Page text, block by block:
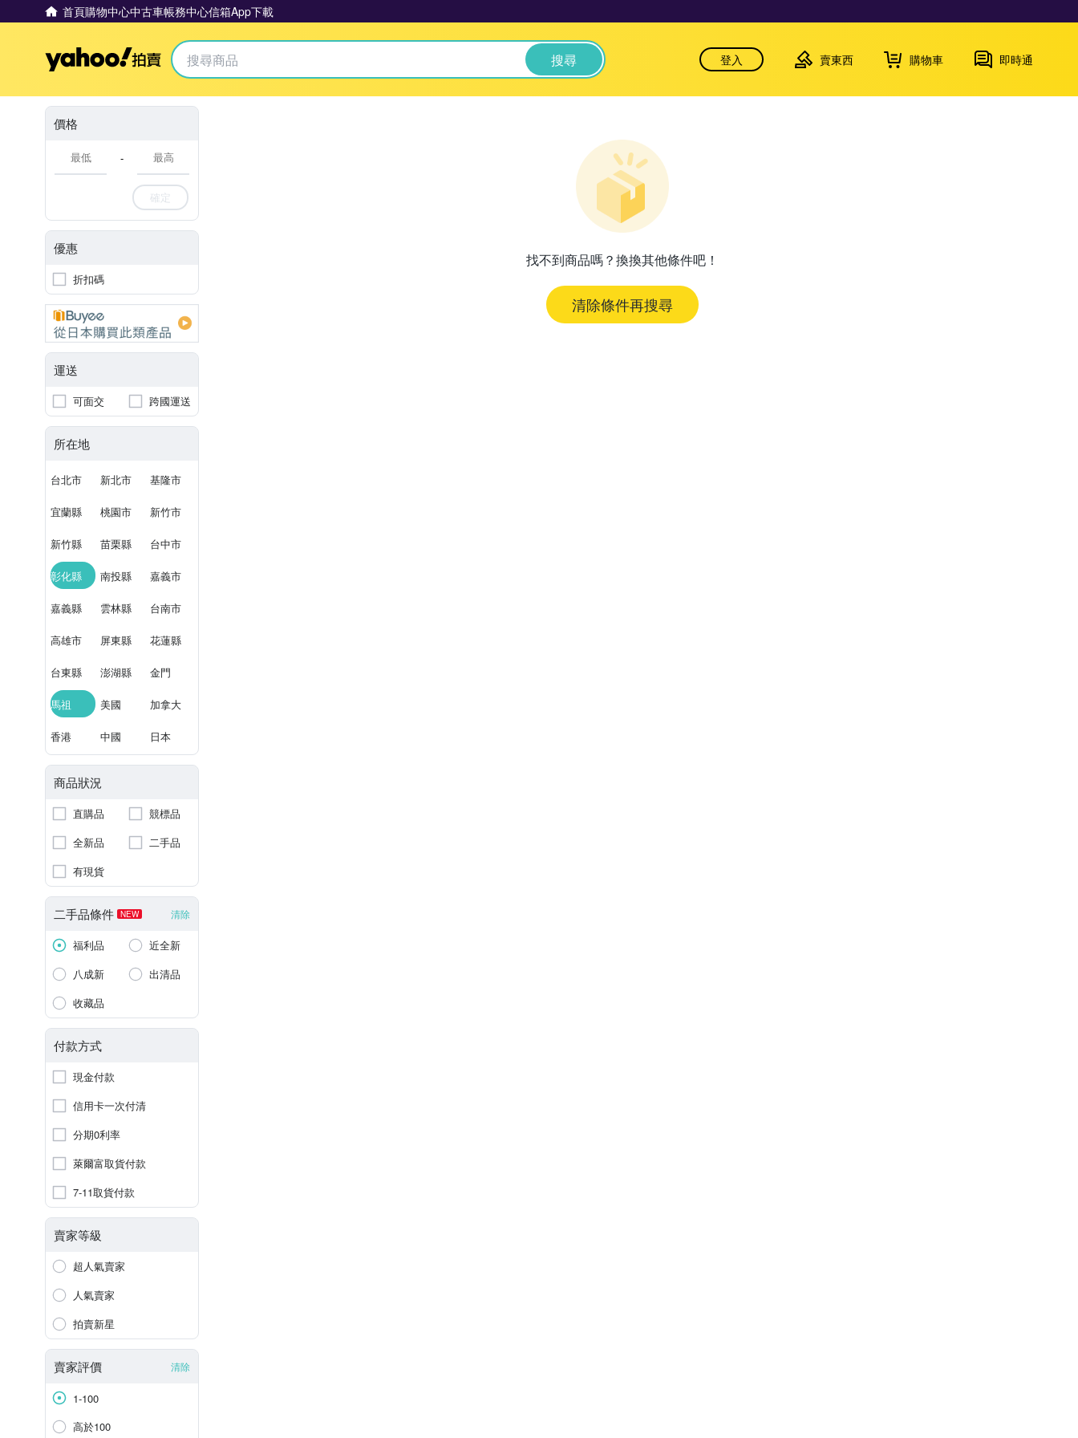
首頁購物中心中古車帳務中心信箱App下載
Yahoo拍賣 搜尋 登入 賣東西 購物車 即時通
價格
-
確定
優惠
折扣碼
運送
可面交 跨國運送
所在地
台北市 新北市 基隆市
宜蘭縣 桃園市 新竹市
新竹縣 苗栗縣 台中市
彰化縣 南投縣 嘉義市
嘉義縣 雲林縣 台南市
高雄市 屏東縣 花蓮縣
台東縣 澎湖縣 金門
馬祖 美國 加拿大
香港 中國 日本
商品狀況
直購品
競標品
全新品
二手品
有現貨
二手品條件 NEW 清除
福利品
近全新
八成新
出清品
收藏品
付款方式
現金付款
信用卡一次付清
分期0利率
萊爾富取貨付款
7-11取貨付款
賣家等級
超人氣賣家
人氣賣家
拍賣新星
賣家評價 清除
1-100
高於100
找不到商品嗎？換換其他條件吧！
清除條件再搜尋